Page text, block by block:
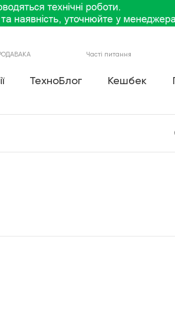
Часті питання
ТехноБлог Кешбек